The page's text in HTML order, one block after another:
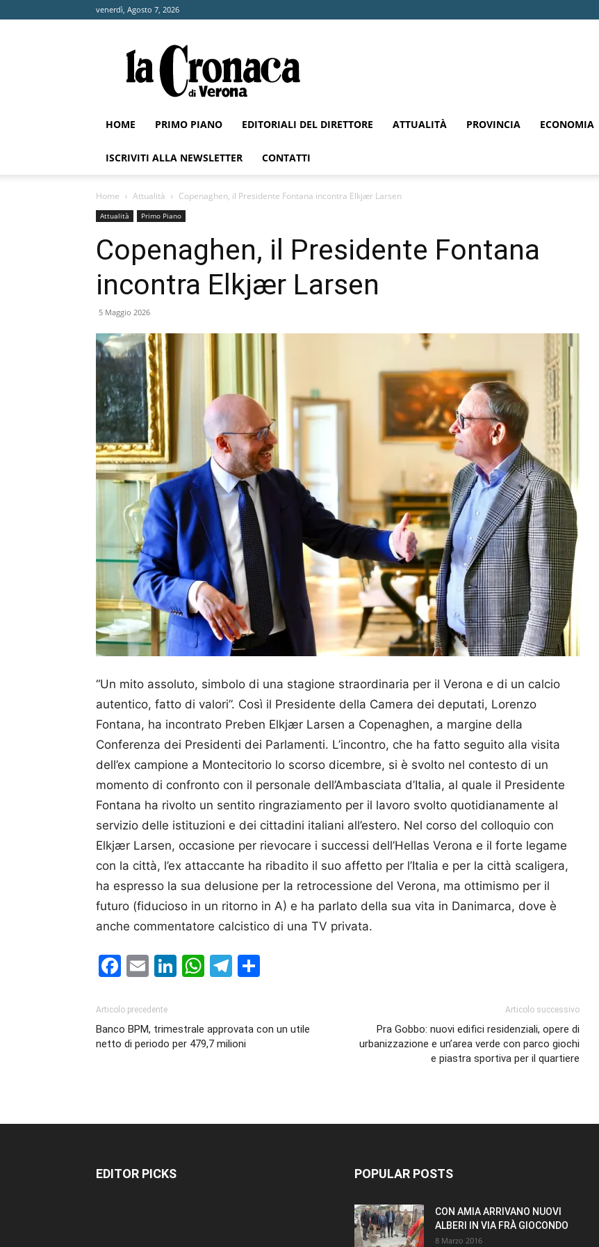
venerdì, Agosto 7, 2026
Cronaca
di
Verona
HOME PRIMO PIANO EDITORIALI DEL DIRETTORE ATTUALITÀ PROVINCIA ECONOMIA
ISCRIVITI ALLA NEWSLETTER CONTATTI
Home Attualità Copenaghen, il Presidente Fontana incontra Elkjær Larsen
Attualità Primo Piano
Copenaghen, il Presidente Fontana
incontra Elkjær Larsen
5 Maggio 2026
“Un mito assoluto, simbolo di una stagione straordinaria per il Verona e di un calcio
autentico, fatto di valori”. Così il Presidente della Camera dei deputati, Lorenzo
Fontana, ha incontrato Preben Elkjær Larsen a Copenaghen, a margine della
Conferenza dei Presidenti dei Parlamenti. L’incontro, che ha fatto seguito alla visita
dell’ex campione a Montecitorio lo scorso dicembre, si è svolto nel contesto di un
momento di confronto con il personale dell’Ambasciata d’Italia, al quale il Presidente
Fontana ha rivolto un sentito ringraziamento per il lavoro svolto quotidianamente al
servizio delle istituzioni e dei cittadini italiani all’estero. Nel corso del colloquio con
Elkjær Larsen, occasione per rievocare i successi dell’Hellas Verona e il forte legame
con la città, l’ex attaccante ha ribadito il suo affetto per l’Italia e per la città scaligera,
ha espresso la sua delusione per la retrocessione del Verona, ma ottimismo per il
futuro (fiducioso in un ritorno in A) e ha parlato della sua vita in Danimarca, dove è
anche commentatore calcistico di una TV privata.
Facebook
EmailLinkedIn
WhatsApp
Telegram
Articolo precedente
Banco BPM, trimestrale approvata con un utile
netto di periodo per 479,7 milioni
Articolo successivo
Pra Gobbo: nuovi edifici residenziali, opere di
urbanizzazione e un’area verde con parco giochi
e piastra sportiva per il quartiere
EDITOR PICKS POPULAR POSTS
CON AMIA ARRIVANO NUOVI
ALBERI IN VIA FRÀ GIOCONDO
8 Marzo 2016